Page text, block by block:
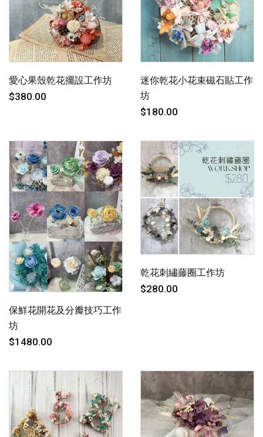
愛心果殼乾花擺設工作坊
$380.00
迷你乾花小花束磁石貼工作
坊
$180.00
保鮮花開花及分瓣技巧工作
坊
$1480.00
乾花刺繡藤圈工作坊
$280.00